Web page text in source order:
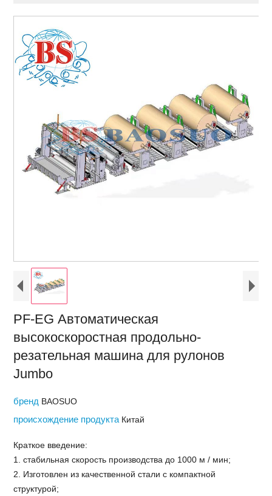
PF-EG Автоматическая
высокоскоростная продольно-
резательная машина для рулонов
Jumbo
бренд BAOSUO
происхождение продукта Китай
Краткое введение:
1. стабильная скорость производства до 1000 м / мин;
2. Изготовлен из качественной стали с компактной
структурой;